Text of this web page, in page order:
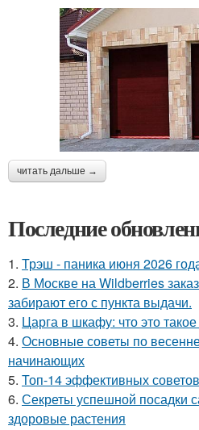
читать дальше →
Последние
1. Трэш - паника июня 2026
2. В Москве на Wildberries
забирают его с пункта выдачи.
3. Царга в шкафу: что это
4. Основные советы по
начинающих
5. Топ-14 эффективных
6. Секреты успешной посадки
здоровые растения